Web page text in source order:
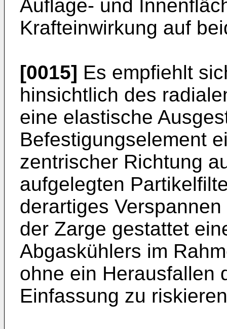
Auflage- und
Krafteinwirkung auf
[0015] Es empfiehlt
hinsichtlich des
eine elastische
Befestigungselement
zentrischer Richtung
aufgelegten
derartiges
der Zarge gestattet
Abgaskühlers im
ohne ein Herausfallen
Einfassung zu